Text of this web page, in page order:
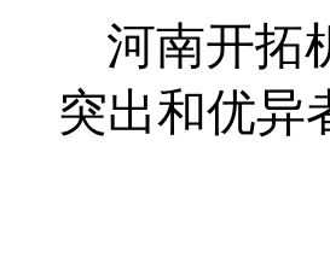
河南开拓
突出和优异